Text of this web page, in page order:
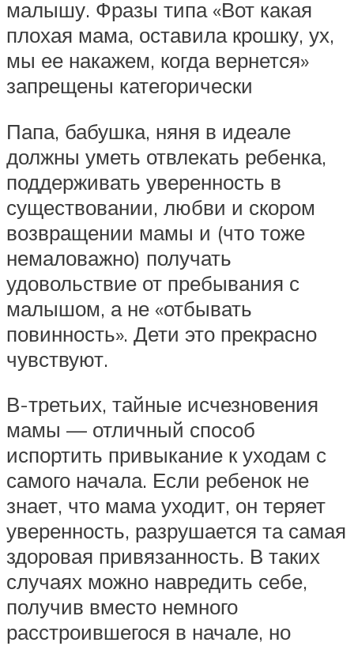
малышу. Фразы типа «Вот какая
плохая мама, оставила крошку, ух,
мы ее накажем, когда вернется»
запрещены категорически
Папа, бабушка, няня в идеале
должны уметь отвлекать ребенка,
поддерживать уверенность в
существовании, любви и скором
возвращении мамы и (что тоже
немаловажно) получать
удовольствие от пребывания с
малышом, а не «отбывать
повинность». Дети это прекрасно
чувствуют.
В-третьих, тайные исчезновения
мамы — отличный способ
испортить привыкание к уходам с
самого начала. Если ребенок не
знает, что мама уходит, он теряет
уверенность, разрушается та самая
здоровая привязанность. В таких
случаях можно навредить себе,
получив вместо немного
расстроившегося в начале, но